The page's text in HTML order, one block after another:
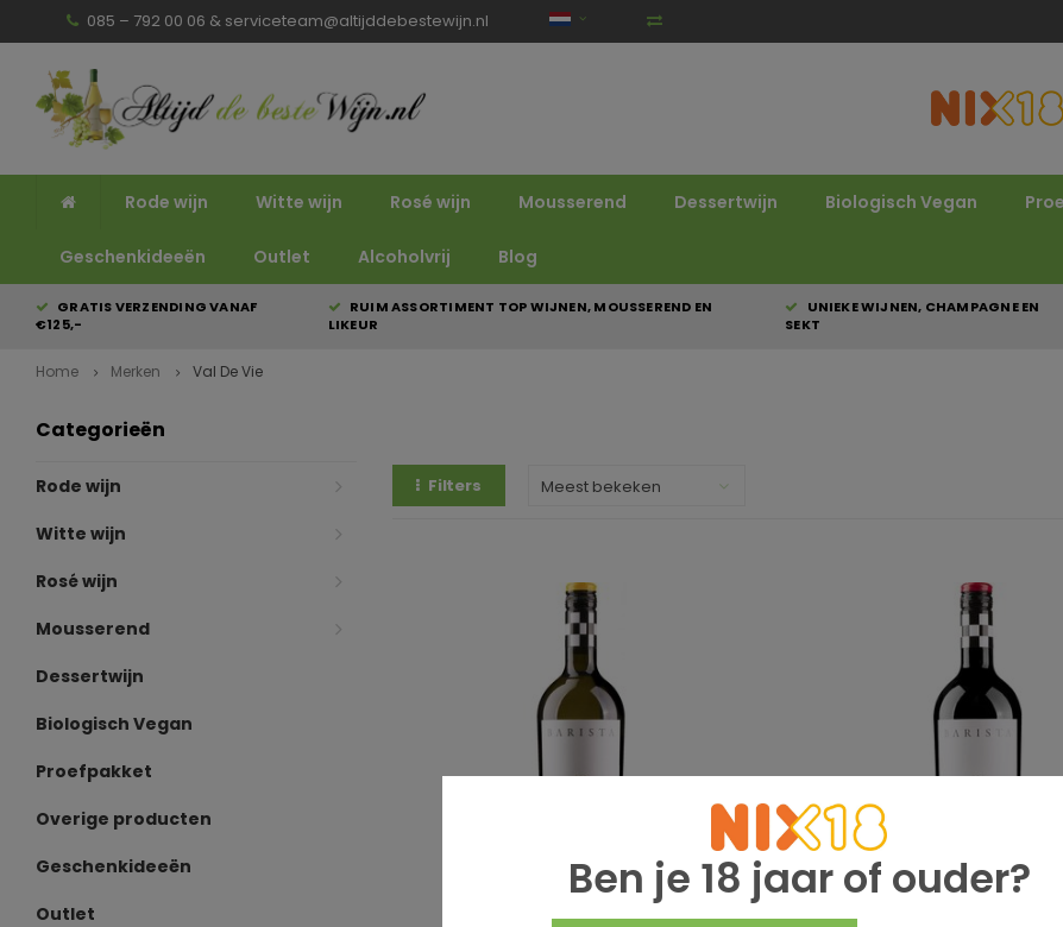
085 – 792 00 06 & serviceteam@altijddebestewijn.nl
Rode wijn Witte wijn Rosé wijn Mousserend Dessertwijn Biologisch Vegan
Geschenkideeën Outlet Alcoholvrij Blog
GRATIS VERZENDING VANAF
€125,-
RUIM ASSORTIMENT TOP WIJNEN, MOUSSEREND EN
LIKEUR
UNIEKE WIJNEN, CHAMPAGNE EN
SEKT
Ben je 18 jaar of ouder?
Home Merken Val De Vie
Categorieën
Rode wijn
Witte wijn
Rosé wijn
Mousserend
Dessertwijn
Biologisch Vegan
Proefpakket
Overige producten
Geschenkideeën
Outlet
Filters Meest bekeken